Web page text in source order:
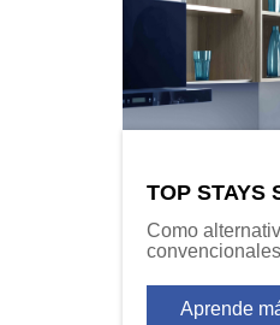
TOP STAYS
Como
función de
altos de pared.
Aprende